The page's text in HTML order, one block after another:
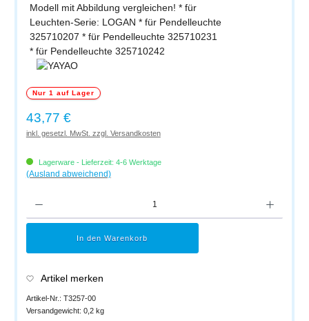
Modell mit Abbildung vergleichen! * für
Leuchten-Serie: LOGAN * für Pendelleuchte
325710207 * für Pendelleuchte 325710231
* für Pendelleuchte 325710242
Nur 1 auf Lager
Regulärer Preis:
43,77 €
inkl. gesetzl. MwSt. zzgl. Versandkosten
Lagerware - Lieferzeit: 4-6 Werktage
(Ausland abweichend)
In den Warenkorb
Artikel merken
Artikel-Nr.: T3257-00
Versandgewicht: 0,2 kg